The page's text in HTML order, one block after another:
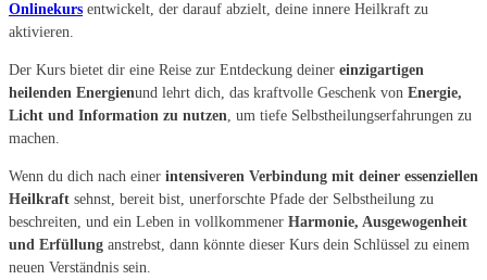
Onlinekurs entwickelt, der darauf abzielt, deine innere Heilkraft zu
aktivieren.
Der Kurs bietet dir eine Reise zur Entdeckung deiner einzigartigen
heilenden Energienund lehrt dich, das kraftvolle Geschenk von Energie,
Licht und Information zu nutzen, um tiefe Selbstheilungserfahrungen zu
machen.
Wenn du dich nach einer intensiveren Verbindung mit deiner essenziellen
Heilkraft sehnst, bereit bist, unerforschte Pfade der Selbstheilung zu
beschreiten, und ein Leben in vollkommener Harmonie, Ausgewogenheit
und Erfüllung anstrebst, dann könnte dieser Kurs dein Schlüssel zu einem
neuen Verständnis sein.